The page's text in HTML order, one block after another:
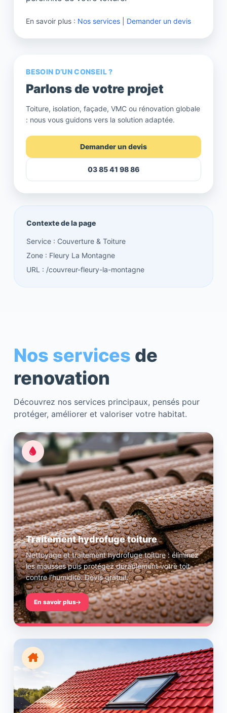
En savoir plus : Nos services Demander un devis
BESOIN D’UN CONSEIL ?
Parlons de votre projet
Toiture, isolation, façade, VMC ou rénovation globale
: nous vous guidons vers la solution adaptée.
Demander un devis
03 85 41 98 86
Contexte de la page
Service : Couverture & Toiture
Zone : Fleury La Montagne
URL : /couvreur-fleury-la-montagne
Nos services de
renovation
Découvrez nos services principaux, pensés pour
protéger, améliorer et valoriser votre habitat.
Traitement hydrofuge toiture
Nettoyage et traitement hydrofuge toiture : éliminez
les mousses puis protégez durablement votre toit
contre l’humidité. Devis gratuit.
En savoir plus